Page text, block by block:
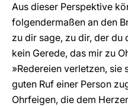
Aus dieser Perspektive
folgendermaßen an den
zu dir sage, zu dir, der du
kein Gerede, das mir zu
»Redereien verletzen, sie
guten Ruf einer Person
Ohrfeigen, die dem